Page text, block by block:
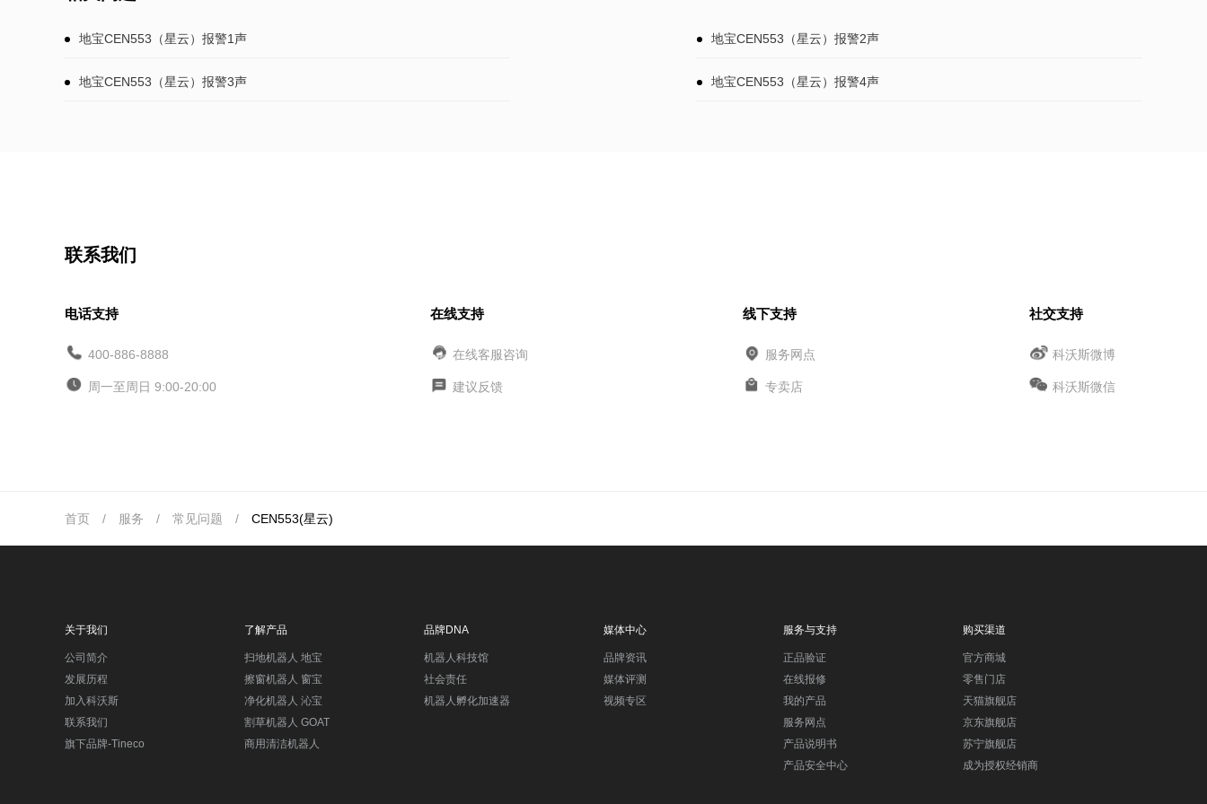
地宝CEN553（星云）报警1声 地宝CEN553（星云）报警2声
地宝CEN553（星云）报警3声 地宝CEN553（星云）报警4声
联系我们
电话支持
400-886-8888
周一至周日 9:00-20:00
在线支持
在线客服咨询
建议反馈
线下支持
服务网点
专卖店
社交支持
科沃斯微博
科沃斯微信
首页 / 服务 / 常见问题 / CEN553(星云)
关于我们
公司简介
发展历程
加入科沃斯
联系我们
旗下品牌-Tineco
了解产品
扫地机器人 地宝
擦窗机器人 窗宝
净化机器人 沁宝
割草机器人 GOAT
商用清洁机器人
品牌DNA
机器人科技馆
社会责任
机器人孵化加速器
媒体中心
品牌资讯
媒体评测
视频专区
服务与支持
正品验证
在线报修
我的产品
服务网点
产品说明书
产品安全中心
购买渠道
官方商城
零售门店
天猫旗舰店
京东旗舰店
苏宁旗舰店
成为授权经销商